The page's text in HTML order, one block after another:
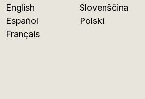
English
Español
Français
Slovenščina
Polski